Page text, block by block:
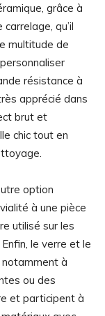
grâce à
qu’il
multitude de
résistance à
apprécié dans
brut et
chic tout en
option
à une pièce
utilisé sur les
le verre et le
à
ou des
et participent à